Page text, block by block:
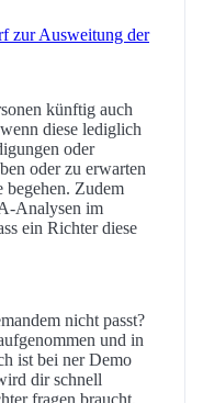
zur Ausweitung der
künftig auch
diese lediglich
oder
oder zu erwarten
begehen. Zudem
Analysen im
ein Richter diese
nicht passt?
und in
ist bei ner Demo
dir schnell